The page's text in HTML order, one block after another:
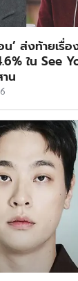
ส่งท้ายเรื่อ
ใน See
น